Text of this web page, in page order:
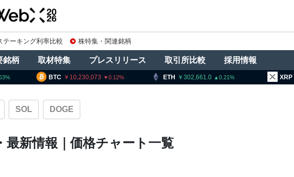
テーキング利率比較 株特集・関連銘柄
銘柄 取材特集 プレスリリース 取引所比較 採用情報
BTC 10,230,073 0.12 ETH 302,661.0 0.21 XRP
SOL DOGE
最新情報｜価格チャート一覧